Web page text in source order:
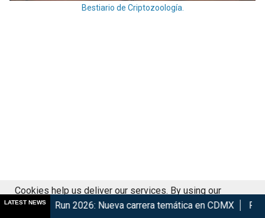
Bestiario de Criptozoología.
LATEST NEWS
2026: Nueva carrera temática en CDMX Retorna The
Cookies help us deliver our services. By using our
services, you agree to our use of cookies.
Got it